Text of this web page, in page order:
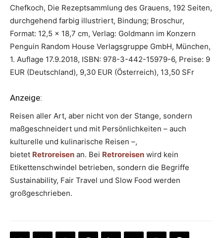
Chefkoch, Die Rezeptsammlung des Grauens, 192 Seiten,
durchgehend farbig illustriert, Bindung; Broschur,
Format: 12,5 x 18,7 cm, Verlag: Goldmann im Konzern
Penguin Random House Verlagsgruppe GmbH, München,
1. Auflage 17.9.2018, ISBN: 978-3-442-15979-6, Preise: 9
EUR (Deutschland), 9,30 EUR (Österreich), 13,50 SFr
Anzeige:
Reisen aller Art, aber nicht von der Stange, sondern
maßgeschneidert und mit Persönlichkeiten – auch
kulturelle und kulinarische Reisen –,
bietet Retroreisen an. Bei Retroreisen wird kein
Etikettenschwindel betrieben, sondern die Begriffe
Sustainability, Fair Travel und Slow Food werden
großgeschrieben.